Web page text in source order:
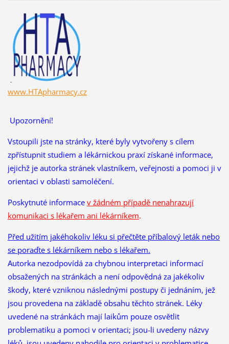
www.HTApharmacy.cz
Upozornění!
Vstoupili jste na stránky, které byly vytvořeny s cílem
zpřístupnit studiem a lékárnickou praxí získané informace,
jejichž je autorka stránek vlastníkem, veřejnosti a pomoci ji v
orientaci v oblasti samoléčení.
Poskytnuté informace v žádném případě nenahrazují
komunikaci s lékařem ani lékárníkem.
Před užitím jakéhokoliv léku si přečtěte příbalový leták nebo
se poraďte s lékárníkem nebo s lékařem.
Autorka nezodpovídá za chybnou interpretaci informací
obsažených na stránkách a není odpovědná za jakékoliv
škody, které vzniknou následnými postupy či jednáním, jež
jsou provedena na základě obsahu těchto stránek. Léky
uvedené na stránkách mají laikům pouze osvětlit
problematiku a pomoci v orientaci; jsou-li uvedeny názvy